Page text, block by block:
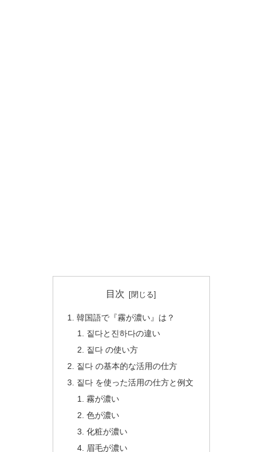
目次
韓国語で『霧が濃い』は？
짙다と진하다の違い
짙다 の使い方
짙다 の基本的な活用の仕方
짙다 を使った活用の仕方と例文
霧が濃い
色が濃い
化粧が濃い
眉毛が濃い